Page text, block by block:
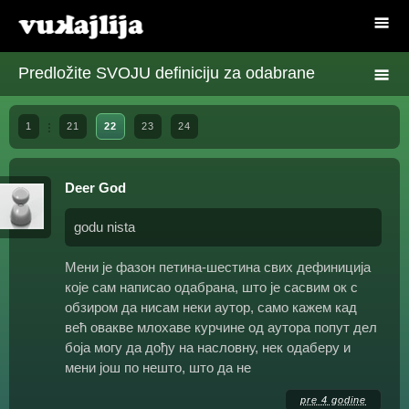
Predložite SVOJU definiciju za odabrane
1 21 22 23 24
Deer God
godu nista
Мени је фазон петина-шестина свих дефиниција
које сам написао одабрана, што је сасвим ок с
обзиром да нисам неки аутор, само кажем кад
већ овакве млохаве курчине од аутора попут дел
боја могу да дођу на насловну, нек одаберу и
мени још по нешто, што да не
pre 4 godine